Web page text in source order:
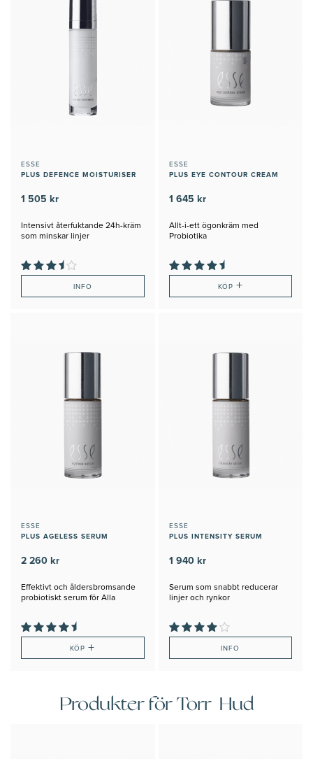
ESSE
PLUS DEFENCE MOISTURISER
1 505 kr
Intensivt återfuktande 24h-kräm
som minskar linjer
INFO
ESSE
PLUS EYE CONTOUR CREAM
1 645 kr
Allt-i-ett ögonkräm med
Probiotika
KÖP +
ESSE
PLUS AGELESS SERUM
2 260 kr
Effektivt och åldersbromsande
probiotiskt serum för Alla
KÖP+
ESSE
PLUS INTENSITY SERUM
1 940 kr
Serum som snabbt reducerar
linjer och rynkor
INFO
Produkter för Torr Hud